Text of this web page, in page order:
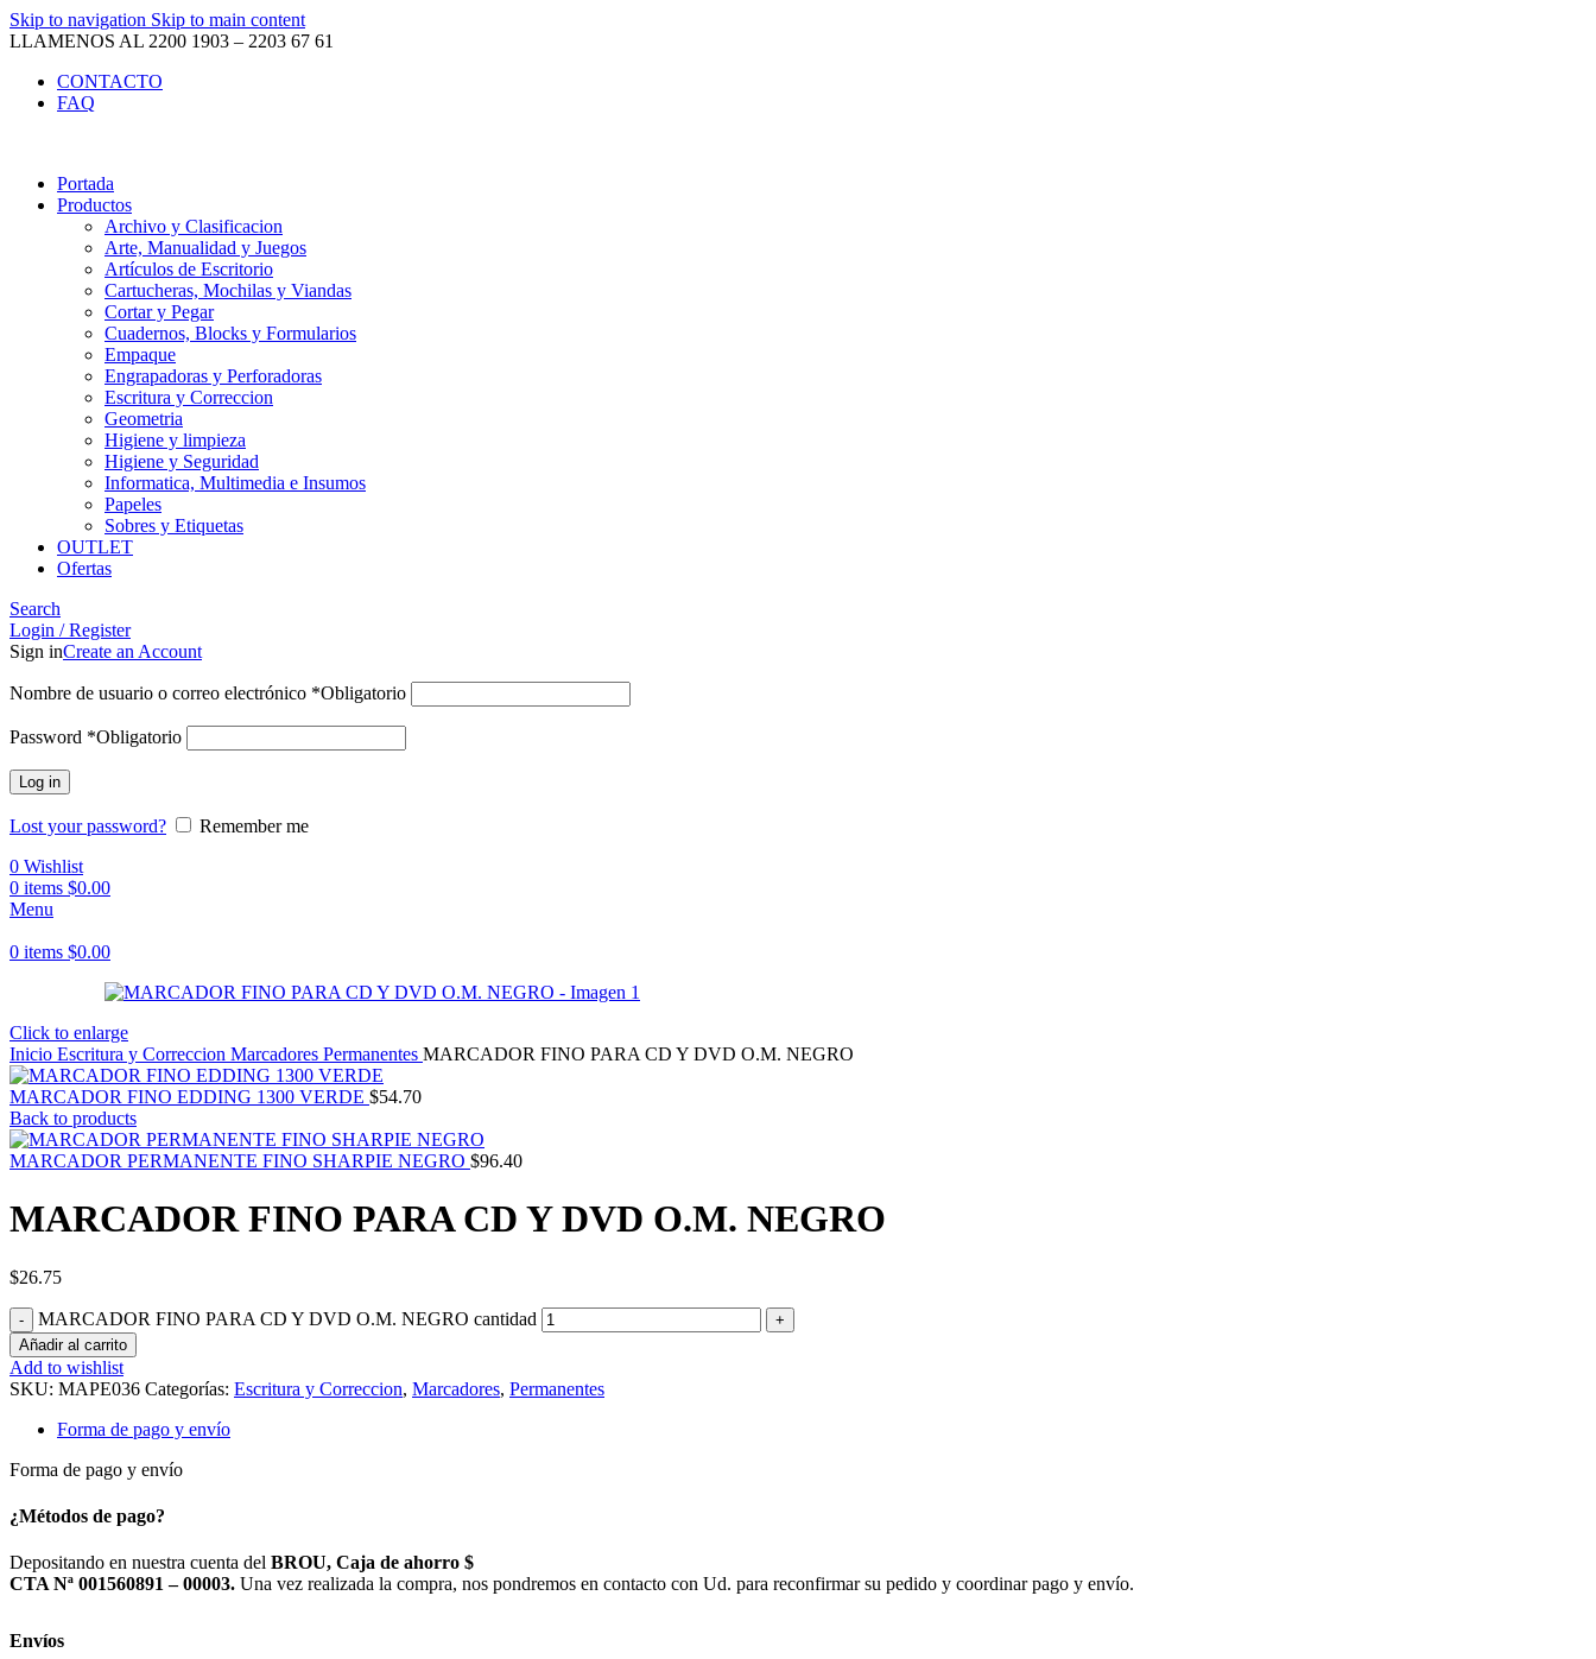
Skip to navigation Skip to main content
LLAMENOS AL 2200 1903 – 2203 67 61
CONTACTO
FAQ
Portada
Productos
Archivo y Clasificacion
Arte, Manualidad y Juegos
Artículos de Escritorio
Cartucheras, Mochilas y Viandas
Cortar y Pegar
Cuadernos, Blocks y Formularios
Empaque
Engrapadoras y Perforadoras
Escritura y Correccion
Geometria
Higiene y limpieza
Higiene y Seguridad
Informatica, Multimedia e Insumos
Papeles
Sobres y Etiquetas
OUTLET
Ofertas
Search
Login / Register
Sign inCreate an Account
Nombre de usuario o correo electrónico *Obligatorio
Password *Obligatorio
Log in
Lost your password?
Remember me
0 Wishlist
0 items $0.00
Menu
0 items $0.00
Click to enlarge
Inicio Escritura y Correccion Marcadores Permanentes MARCADOR FINO PARA CD Y DVD O.M. NEGRO
MARCADOR FINO EDDING 1300 VERDE $54.70
Back to products
MARCADOR PERMANENTE FINO SHARPIE NEGRO $96.40
MARCADOR FINO PARA CD Y DVD O.M. NEGRO
$26.75
MARCADOR FINO PARA CD Y DVD O.M. NEGRO cantidad
Añadir al carrito
Add to wishlist
SKU: MAPE036 Categorías: Escritura y Correccion, Marcadores, Permanentes
Forma de pago y envío
Forma de pago y envío
¿Métodos de pago?
Depositando en nuestra cuenta del BROU, Caja de ahorro $
CTA Nª 001560891 – 00003. Una vez realizada la compra, nos pondremos en contacto con Ud. para reconfirmar su pedido y coordinar pago y envío.
Envíos